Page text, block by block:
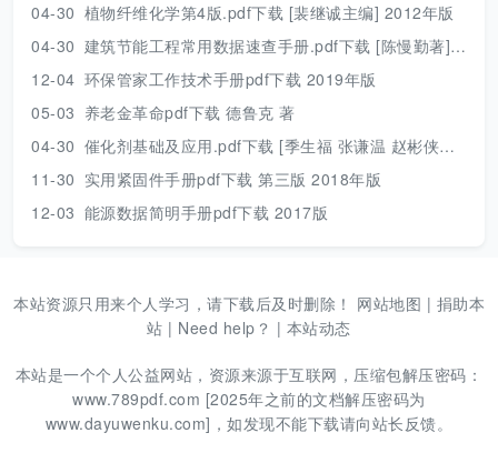
04-30 植物纤维化学第4版.pdf下载 [裴继诚主编] 2012年版
04-30 建筑节能工程常用数据速查手册.pdf下载 [陈慢勤著] 2010年版
12-04 环保管家工作技术手册pdf下载 2019年版
05-03 养老金革命pdf下载 德鲁克 著
04-30 催化剂基础及应用.pdf下载 [季生福 张谦温 赵彬侠编] 2011年版
11-30 实用紧固件手册pdf下载 第三版 2018年版
12-03 能源数据简明手册pdf下载 2017版
本站资源只用来个人学习，请下载后及时删除！ 网站地图 | 捐助本
站 | Need help？ | 本站动态
本站是一个个人公益网站，资源来源于互联网，压缩包解压密码：
www.789pdf.com [2025年之前的文档解压密码为
www.dayuwenku.com]，如发现不能下载请向站长反馈。